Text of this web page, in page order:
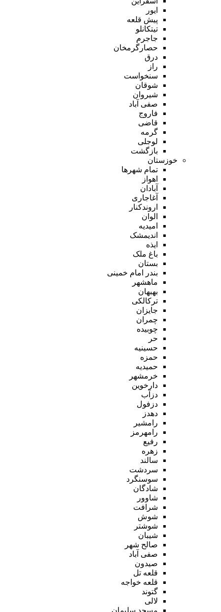
ایور
پیش قلعه
تیتکانلو
جاجرم
حصارگرمخان
درق
راز
سنخواست
شوقان
شیروان
صفی آباد
فاروج
قاضی
گرمه
لوجلی
بازگشت
خوزستان
تمام شهر‌ها
اهواز
آبادان
آغاجاری
اروندکنار
الوان
امیدیه
اندیمشک
ایذه
باغ ملک
بستان
بندر امام خمینی
ماهشهر
بهبهان
ترکالکی
جایزان
چمران
چوبیده
حر
حسینیه
حمزه
حمیدیه
خرمشهر
دارخوین
دزآب
دزفول
دهدز
رامشیر
رامهرمز
رفیع
زهره
سالند
سردشت
سوسنگرد
شادگان
شاوور
شرافت
شوش
شوشتر
شیبان
صالح شهر
صفی آباد
صیدون
قلعه تل
قلعه خواجه
گتوند
لالی
مسجد سلیمان